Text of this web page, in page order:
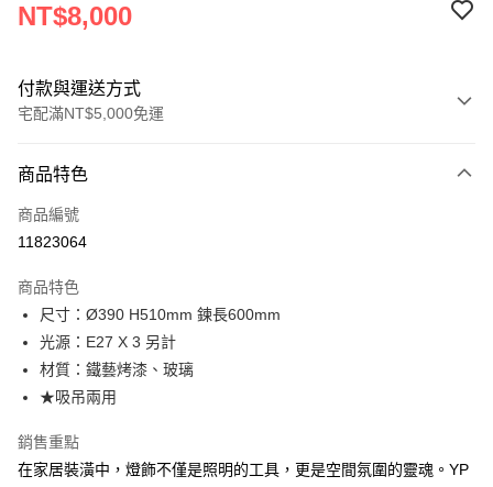
NT$8,000
付款與運送方式
宅配滿NT$5,000免運
信用卡一次付款
LINE Pay
街口支付
悠遊付
Google Pay
全盈+PAY
AFTEE先享後付
商品特色
商品編號
11823064
商品特色
尺寸：Ø390 H510mm 鍊長600mm
光源：E27 X 3 另計
材質：鐵藝烤漆、玻璃
★吸吊兩用
銷售重點
在家居裝潢中，燈飾不僅是照明的工具，更是空間氛圍的靈魂。YP